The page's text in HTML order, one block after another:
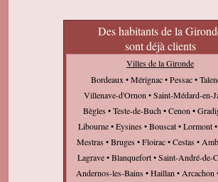
Des habitants de la
sont déjà clients
Villes de la Gironde
Bordeaux • Mérignac • Pessac •
Villenave-d'Ornon • Saint-Médard-en-
Bègles • Teste-de-Buch • Cenon •
Libourne • Eysines • Bouscat • Lormont
Mestras • Bruges • Floirac • Cestas •
Lagrave • Blanquefort • Saint-André-de-
Andernos-les-Bains • Haillan • Arcachon